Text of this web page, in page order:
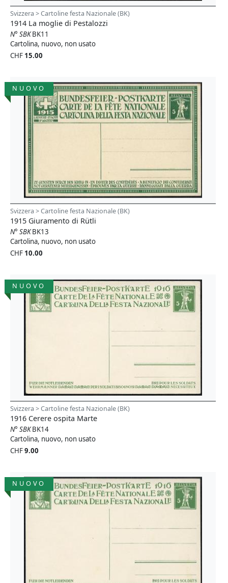
Svizzera > Cartoline festa Nazionale (BK)
1914 La moglie di Pestalozzi
N° SBKBK11
Cartolina, nuovo, non usato
CHF 15.00
NUOVO
Svizzera > Cartoline festa Nazionale (BK)
1915 Giuramento di Rütli
N° SBKBK13
Cartolina, nuovo, non usato
CHF 10.00
NUOVO
Svizzera > Cartoline festa Nazionale (BK)
1916 Cerere ospita Marte
N° SBKBK14
Cartolina, nuovo, non usato
CHF9.00
NUOVO